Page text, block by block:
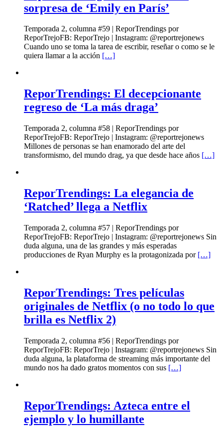
sorpresa de ‘Emily en París’
Temporada 2, columna #59 | ReporTrendings por
ReporTrejoFB: ReporTrejo | Instagram: @reportrejonews
Cuando uno se toma la tarea de escribir, reseñar o como se le
quiera llamar a la acción […]
ReporTrendings: El decepcionante
regreso de ‘La más draga’
Temporada 2, columna #58 | ReporTrendings por
ReporTrejoFB: ReporTrejo | Instagram: @reportrejonews
Millones de personas se han enamorado del arte del
transformismo, del mundo drag, ya que desde hace años […]
ReporTrendings: La elegancia de
‘Ratched’ llega a Netflix
Temporada 2, columna #57 | ReporTrendings por
ReporTrejoFB: ReporTrejo | Instagram: @reportrejonews Sin
duda alguna, una de las grandes y más esperadas
producciones de Ryan Murphy es la protagonizada por […]
ReporTrendings: Tres películas
originales de Netflix (o no todo lo que
brilla es Netflix 2)
Temporada 2, columna #56 | ReporTrendings por
ReporTrejoFB: ReporTrejo | Instagram: @reportrejonews Sin
duda alguna, la plataforma de streaming más importante del
mundo nos ha dado gratos momentos con sus […]
ReporTrendings: Azteca entre el
ejemplo y lo humillante